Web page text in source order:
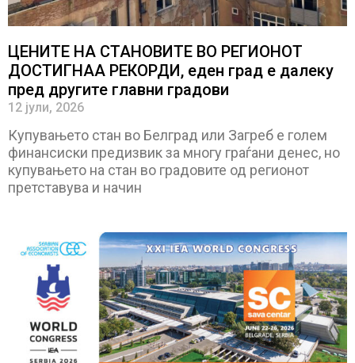
ЦЕНИТЕ НА СТАНОВИТЕ ВО РЕГИОНОТ
ДОСТИГНАА РЕКОРДИ, еден град е далеку
пред другите главни градови
12 јули, 2026
Купувањето стан во Белград или Загреб е голем
финансиски предизвик за многу граѓани денес, но
купувањето на стан во градовите од регионот
претставува и начин